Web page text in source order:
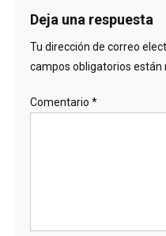
Deja una respuesta
Tu dirección de correo
campos obligatorios están
Comentario *